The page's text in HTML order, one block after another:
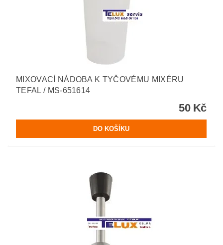
MIXOVACÍ NÁDOBA K TYČOVÉMU MIXÉRU
TEFAL / MS-651614
50 Kč